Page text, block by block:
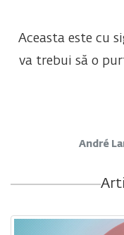
Aceasta este cu
va trebui să o
André